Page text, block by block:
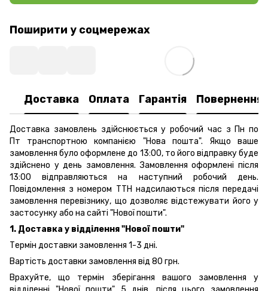
Поширити у соцмережах
Доставка Оплата Гарантія Повернення
Доставка замовлень здійснюється у робочий час з Пн по
Пт транспортною компанією "Нова пошта". Якщо ваше
замовлення було оформлене до 13:00, то його відправку буде
здійснено у день замовлення. Замовлення оформлені після
13:00 відправляються на наступний робочий день.
Повідомлення з номером ТТН надсилаються після передачі
замовлення перевізнику, що дозволяє відстежувати його у
застосунку або на сайті "Нової пошти".
1. Доставка у відділення "Нової пошти"
Термін доставки замовлення 1-3 дні.
Вартість доставки замовлення від 80 грн.
Врахуйте, що термін зберігання вашого замовлення у